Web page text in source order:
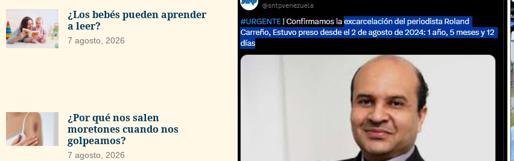
¿Los bebés pueden aprender
a leer?
7 agosto, 2026
¿Por qué nos salen
moretones cuando nos
golpeamos?
7 agosto, 2026